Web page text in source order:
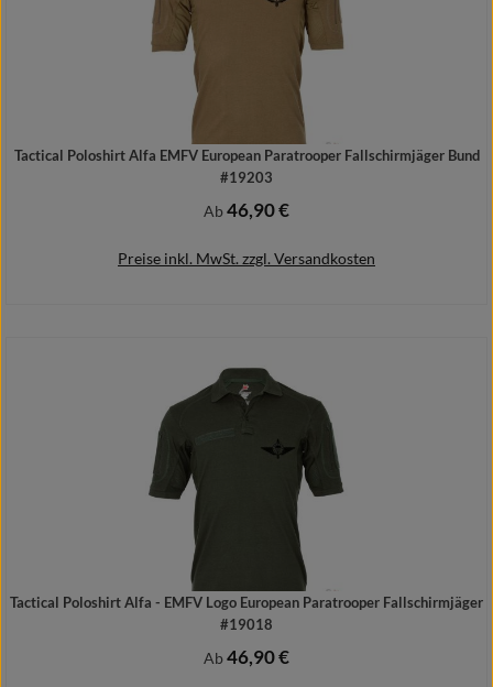
Tactical Poloshirt Alfa EMFV European Paratrooper Fallschirmjäger Bund
#19203
Regulärer Preis:
Ab46,90 €
Preise inkl. MwSt. zzgl. Versandkosten
Details
Tactical Poloshirt Alfa - EMFV Logo European Paratrooper Fallschirmjäger
#19018
Regulärer Preis:
Ab46,90 €